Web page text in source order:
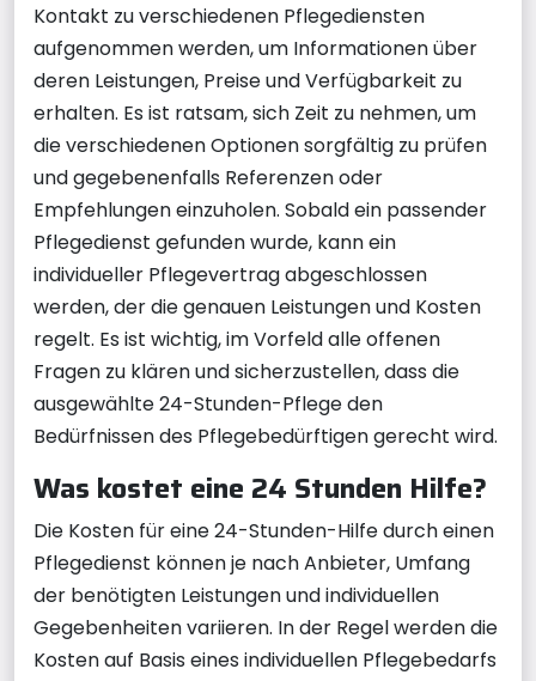
Kontakt zu verschiedenen Pflegediensten
aufgenommen werden, um Informationen über
deren Leistungen, Preise und Verfügbarkeit zu
erhalten. Es ist ratsam, sich Zeit zu nehmen, um
die verschiedenen Optionen sorgfältig zu prüfen
und gegebenenfalls Referenzen oder
Empfehlungen einzuholen. Sobald ein passender
Pflegedienst gefunden wurde, kann ein
individueller Pflegevertrag abgeschlossen
werden, der die genauen Leistungen und Kosten
regelt. Es ist wichtig, im Vorfeld alle offenen
Fragen zu klären und sicherzustellen, dass die
ausgewählte 24-Stunden-Pflege den
Bedürfnissen des Pflegebedürftigen gerecht wird.
Was kostet eine 24 Stunden Hilfe?
Die Kosten für eine 24-Stunden-Hilfe durch einen
Pflegedienst können je nach Anbieter, Umfang
der benötigten Leistungen und individuellen
Gegebenheiten variieren. In der Regel werden die
Kosten auf Basis eines individuellen Pflegebedarfs